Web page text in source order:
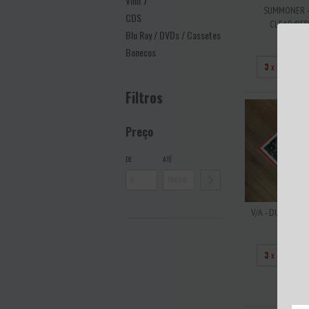
CDS
Blu Ray / DVDs / Cassetes
Bonecos
Filtros
Preço
DE ATÉ
SUMMONER
CLEAR/
3 x de
V/A -
3 x de